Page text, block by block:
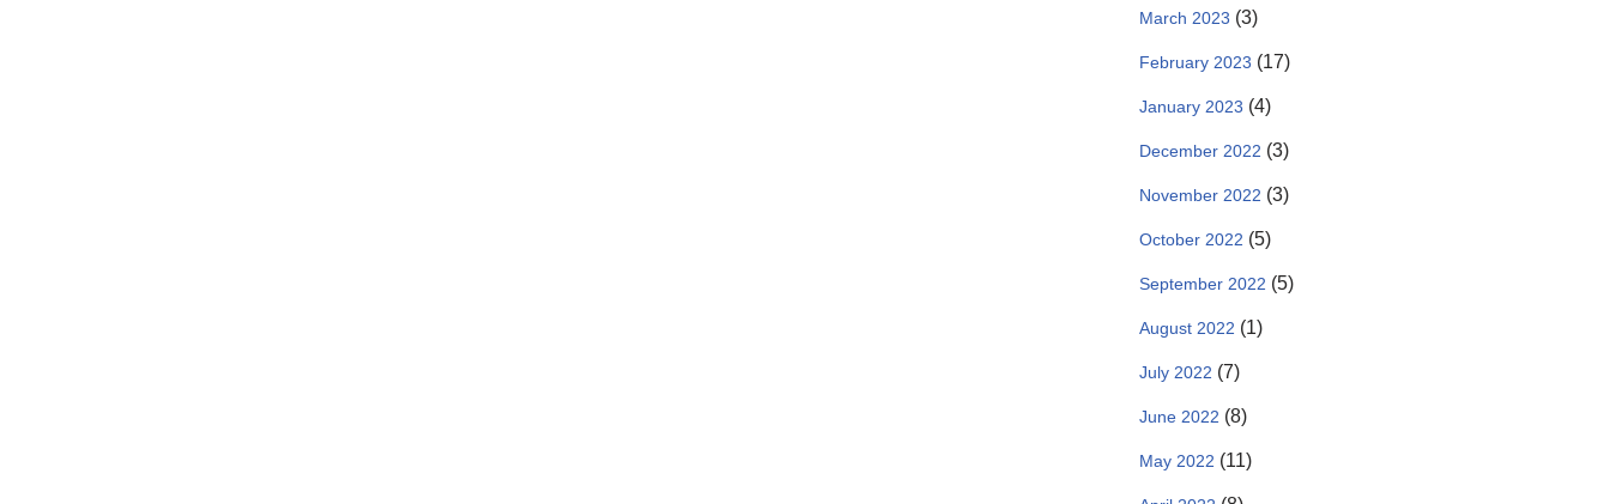
March 2023 (3)
February 2023 (17)
January 2023 (4)
December 2022 (3)
November 2022 (3)
October 2022 (5)
September 2022 (5)
August 2022 (1)
July 2022 (7)
June 2022 (8)
May 2022 (11)